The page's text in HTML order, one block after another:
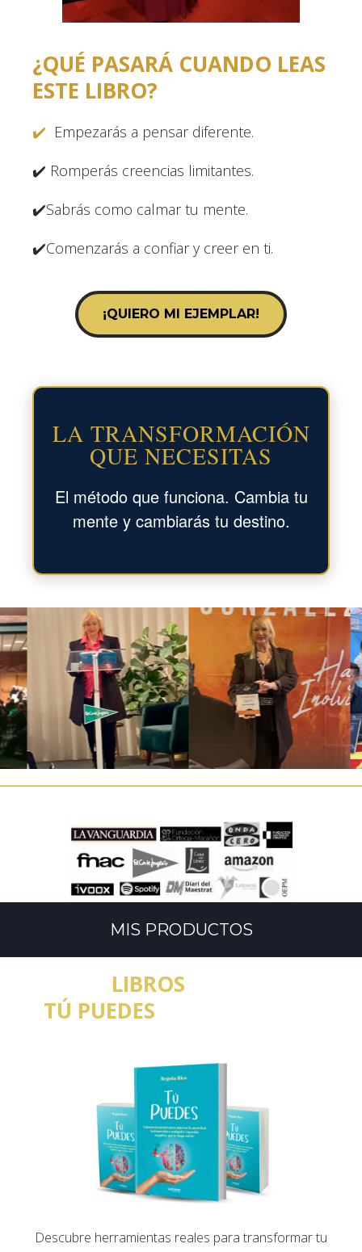
¿QUÉ PASARÁ CUANDO LEAS
ESTE LIBRO?
✔️ Empezarás a pensar diferente.
✔️ Romperás creencias limitantes.
✔️Sabrás como calmar tu mente.
✔️Comenzarás a confiar y creer en ti.
¡QUIERO MI EJEMPLAR!
LA TRANSFORMACIÓN
QUE NECESITAS
El método que funciona. Cambia tu
mente y cambiarás tu destino.
MIS PRODUCTOS
LIBROS
TÚ PUEDES
Descubre herramientas reales para transformar tu